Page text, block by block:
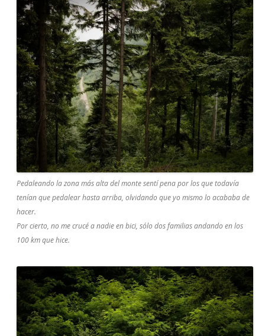
Pedaleando la zona más alta del monte sentí pena por los que todavía
tenían que pedalear hasta arriba, olvidando que yo mismo lo acababa de
hacer.
Por cierto, no me crucé a nadie en bici, sólo dos familias andando en los
100 km que hice.